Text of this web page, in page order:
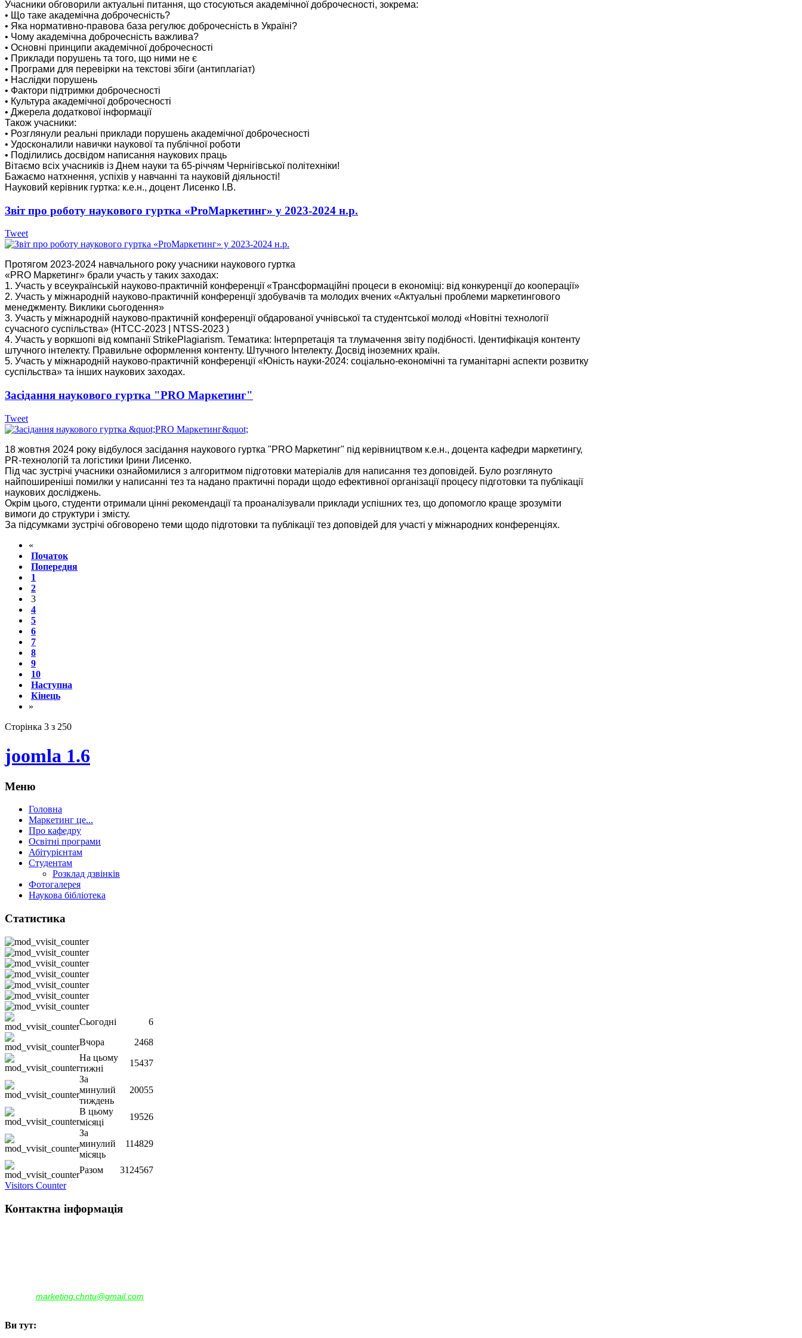
Учасники обговорили актуальні питання, що стосуються академічної доброчесності, зокрема:
• Що таке академічна доброчесність?
• Яка нормативно-правова база регулює доброчесність в Україні?
• Чому академічна доброчесність важлива?
• Основні принципи академічної доброчесності
• Приклади порушень та того, що ними не є
• Програми для перевірки на текстові збіги (антиплагіат)
• Наслідки порушень
• Фактори підтримки доброчесності
• Культура академічної доброчесності
• Джерела додаткової інформації
Також учасники:
• Розглянули реальні приклади порушень академічної доброчесності
• Удосконалили навички наукової та публічної роботи
• Поділились досвідом написання наукових праць
Вітаємо всіх учасників із Днем науки та 65-річчям Чернігівської політехніки!
Бажаємо натхнення, успіхів у навчанні та науковій діяльності!
Науковий керівник гуртка: к.е.н., доцент Лисенко І.В.
Звіт про роботу наукового гуртка «ProМаркетинг» у 2023-2024 н.р.
Tweet
Протягом 2023-2024 навчального року учасники наукового гуртка
«PRO Маркетинг» брали участь у таких заходах:
1. Участь у всеукраїнській науково-практичній конференції «Трансформаційні процеси в економіці: від конкуренції до кооперації»
2. Участь у міжнародній науково-практичній конференції здобувачів та молодих вчених «Актуальні проблеми маркетингового
менеджменту. Виклики сьогодення»
3. Участь у міжнародній науково-практичній конференції обдарованої учнівської та студентської молоді «Новітні технології
сучасного суспільства» (НТСС-2023 | NTSS-2023 )
4. Участь у воркшопі від компанії StrikePlagiarism. Тематика: Інтерпретація та тлумачення звіту подібності. Ідентифікація контенту
штучного інтелекту. Правильне оформлення контенту. Штучного Інтелекту. Досвід іноземних країн.
5. Участь у міжнародній науково-практичній конференції «Юність науки-2024: соціально-економічні та гуманітарні аспекти розвитку
суспільства» та інших наукових заходах.
Засідання наукового гуртка "PRO Маркетинг"
Tweet
18 жовтня 2024 року відбулося засідання наукового гуртка "PRO Маркетинг" під керівництвом к.е.н., доцента кафедри маркетингу,
PR-технологій та логістики Ірини Лисенко.
Під час зустрічі учасники ознайомилися з алгоритмом підготовки матеріалів для написання тез доповідей. Було розглянуто
найпоширеніші помилки у написанні тез та надано практичні поради щодо ефективної організації процесу підготовки та публікації
наукових досліджень.
Окрім цього, студенти отримали цінні рекомендації та проаналізували приклади успішних тез, що допомогло краще зрозуміти
вимоги до структури і змісту.
За підсумками зустрічі обговорено теми щодо підготовки та публікації тез доповідей для участі у міжнародних конференціях.
«
Початок
Попередня
1
2
3
4
5
6
7
8
9
10
Наступна
Кінець
»
Сторінка 3 з 250
joomla 1.6
Меню
Головна
Маркетинг це...
Про кафедру
Освітні програми
Абітурієнтам
Студентам
Розклад дзвінків
Фотогалерея
Наукова бібліотека
Статистика
Сьогодні
6
Вчора
2468
На цьому
тижні
15437
За
минулий
тиждень
20055
В цьому
місяці
19526
За
минулий
місяць
114829
Разом
3124567
Visitors Counter
Контактна інформація
marketing.chntu@gmail.com
Ви тут: